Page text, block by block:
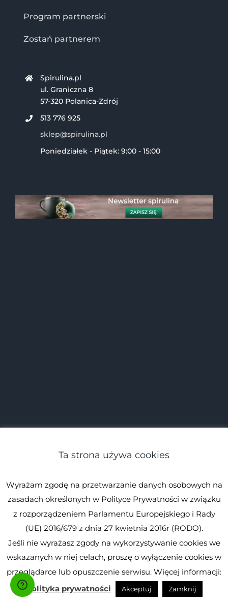
Program partnerski
Zostań partnerem
Spirulina.pl
ul. Graniczna 8
57-320 Polanica-Zdrój
513 776 925
sklep@spirulina.pl
Poniedziałek - Piątek: 9:00 - 15:00
zastrzeżone.
Spirulina.pl
FacebookInstagramYouTube
Ta strona używa cookies
Wyrażam zgodę na przetwarzanie danych osobowych na
zasadach określonych w Polityce Prywatności w związku
z rozporządzeniem Parlamentu Europejskiego i Rady
(UE) 2016/679 z dnia 27 kwietnia 2016r (RODO).
Jeśli nie wyrażasz zgody na wykorzystywanie cookies we
wskazanych w niej celach, proszę o wyłączenie cookies w
przeglądarce lub opuszczenie serwisu. Więcej informacji:
Polityka prywatności
Akceptuj Zamknij